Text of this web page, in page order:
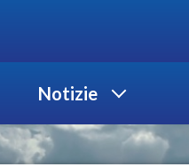
Notizie